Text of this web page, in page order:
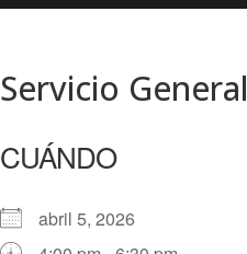
Servicio General
CUÁNDO
abril 5, 2026